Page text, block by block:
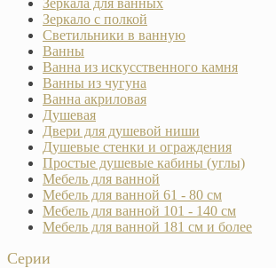
Зеркало с полкой
Светильники в ванную
Ванны
Ванна из искусственного камня
Ванны из чугуна
Ванна акриловая
Душевая
Двери для душевой ниши
Душевые стенки и ограждения
Простые душевые кабины (углы)
Мебель для ванной
Мебель для ванной 61 - 80 см
Мебель для ванной 101 - 140 см
Мебель для ванной 181 см и более
Серии